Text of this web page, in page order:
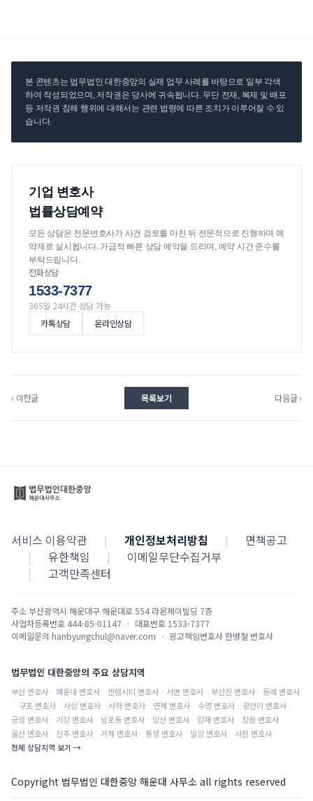
본 콘텐츠는 법무법인 대한중앙의 실제 업무 사례를 바탕으로 일부 각색
하여 작성되었으며, 저작권은 당사에 귀속됩니다. 무단 전재, 복제 및 배포
등 저작권 침해 행위에 대해서는 관련 법령에 따른 조치가 이루어질 수 있
습니다.
기업 변호사
법률상담예약
모든 상담은 전문변호사가 사건 검토를 마친 뒤 전문적으로 진행하며 예
약제로 실시됩니다. 가급적 빠른 상담 예약을 드리며, 예약 시간 준수를
부탁드립니다.
전화상담
1533-7377
365일 24시간 상담 가능
카톡상담
온라인상담
‹ 이전글 목록보기 다음글 ›
서비스 이용약관 | 개인정보처리방침 |
면책공고
|
유한책임 |
이메일무단수집거부
|
고객만족센터
주소부산광역시 해운대구 해운대로 554 라온제이빌딩 7층
사업자등록번호 444-85-01147 · 대표번호 1533-7377
이메일문의 hanbyungchul@naver.com · 광고책임변호사한병철 변호사
법무법인 대한중앙의 주요 상담지역
부산 변호사 · 해운대 변호사 · 센텀시티 변호사 · 서면 변호사 · 부산진 변호사 · 동래 변호사
· 구포 변호사 · 사상 변호사 · 사하 변호사 · 연제 변호사 · 수영 변호사 · 광안리 변호사 ·
금정 변호사 · 기장 변호사 · 남포동 변호사 · 양산 변호사 · 김해 변호사 · 창원 변호사 ·
울산 변호사 · 진주 변호사 · 거제 변호사 · 통영 변호사 · 밀양 변호사 · 사천 변호사 ·
전체 상담지역 보기 →
Copyright 법무법인 대한중앙 해운대 사무소 all rights reserved